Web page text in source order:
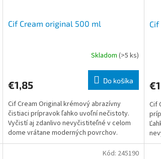
Cif Cream original 500 ml
Skladom (>5 ks)
€1,85 Do košíka
Cif Cream Original krémový abrazívny
čistiaci prípravok ľahko uvoľní nečistoty.
Vyčistí aj zdanlivo nevyčistiteľné v celom
dome vrátane moderných povrchov.
Cif
Kód: 245190